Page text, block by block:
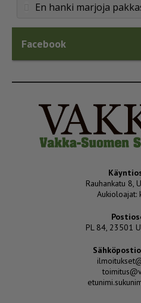
En hanki marjoja
Facebook
Rauhankatu 8,
Aukioloajat:
PL 84, 23501